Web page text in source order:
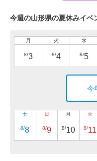
今週の山形県の夏休みイベ
月
8/3
火
8/4
水
8/5
今
土
8/8
日
8/9
月
8/10
火
8/11